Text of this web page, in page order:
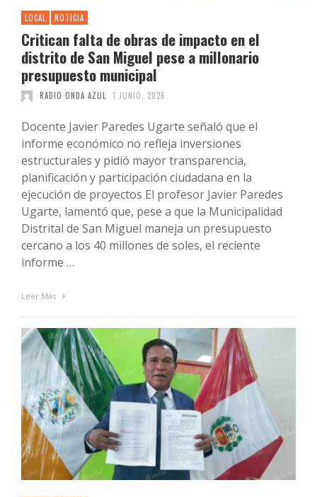
LOCAL NOTICIA
Critican falta de obras de impacto en el
distrito de San Miguel pese a millonario
presupuesto municipal
RADIO ONDA AZUL 1 JUNIO, 2026
Docente Javier Paredes Ugarte señaló que el
informe económico no refleja inversiones
estructurales y pidió mayor transparencia,
planificación y participación ciudadana en la
ejecución de proyectos El profesor Javier Paredes
Ugarte, lamentó que, pese a que la Municipalidad
Distrital de San Miguel maneja un presupuesto
cercano a los 40 millones de soles, el reciente
informe …
Leer Más